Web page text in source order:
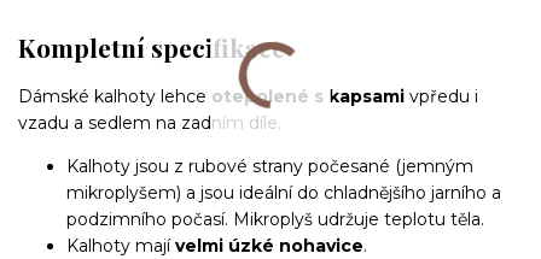
Kompletní specifikace
Dámské kalhoty lehce otepolené s kapsami vpředu i
vzadu a sedlem na zadním díle.
Kalhoty jsou z rubové strany počesané (jemným
mikroplyšem) a jsou ideální do chladnějšího jarního a
podzimního počasí. Mikroplyš udržuje teplotu těla.
Kalhoty majívelmi úzké nohavice.